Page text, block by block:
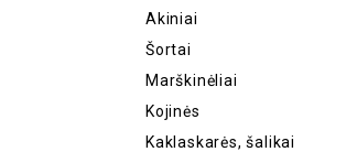
Akiniai
Šortai
Marškinėliai
Kojinės
Kaklaskarės, šalikai